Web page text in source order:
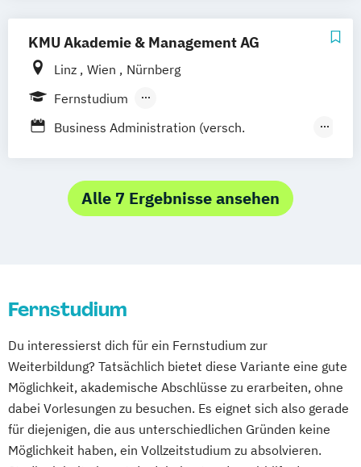
Finance
General Management
Gesundheitsmanagement
IT Management IT-Consultancy
Immobilienmanagement
Management Consultancy Mediation
Organisational Behaviour
Public Management
KMU Akademie & Management AG
Linz Wien
Nürnberg
Fernstudium
Berufsbegleitendes Präsenzstudium
Business Administration (versch.
Doctor of Business Administration
Alle 7 Ergebnisse ansehen
Fernstudium
Du interessierst dich für ein Fernstudium zur
Weiterbildung? Tatsächlich bietet diese Variante eine gute
Möglichkeit, akademische Abschlüsse zu erarbeiten, ohne
dabei Vorlesungen zu besuchen. Es eignet sich also gerade
für diejenigen, die aus unterschiedlichen Gründen keine
Möglichkeit haben, ein Vollzeitstudium zu absolvieren.